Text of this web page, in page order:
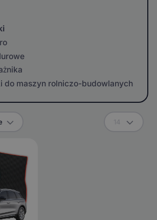
do maszyn rolniczo-budowlanych